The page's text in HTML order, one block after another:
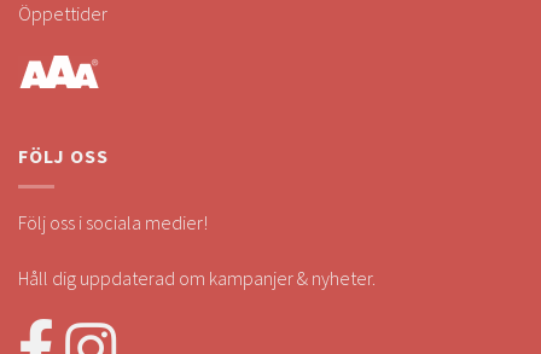
Öppettider
FÖLJ OSS
Följ oss i sociala medier!
Håll dig uppdaterad om kampanjer & nyheter.